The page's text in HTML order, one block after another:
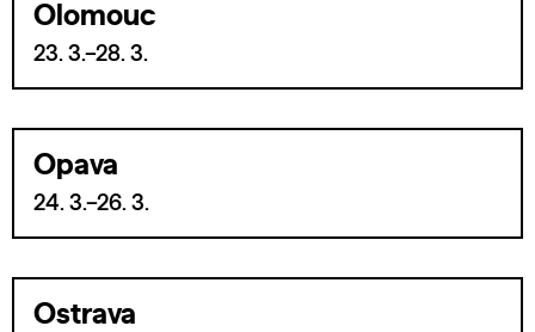
Olomouc
23. 3.–28. 3.
Opava
24. 3.–26. 3.
Ostrava